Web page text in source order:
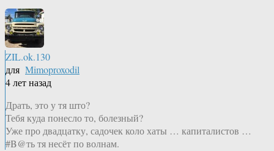
ZIL.ok.130
для Mimoproxodil
4 лет назад
Драть, это у тя што?
Тебя куда понесло то, болезный?
Уже про двадцатку, садочек коло хаты … капиталистов …
#B@ть тя несёт по волнам.